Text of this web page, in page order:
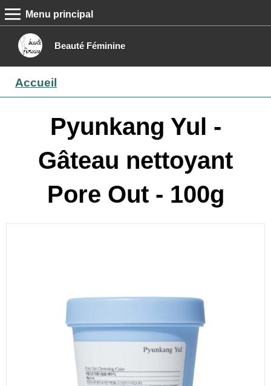
Beauté Féminine
MENU PRINCIPAL
Menu principal
Boutique
Contact
Accueil
Pyunkang Yul -
Gâteau nettoyant
Pore Out - 100g